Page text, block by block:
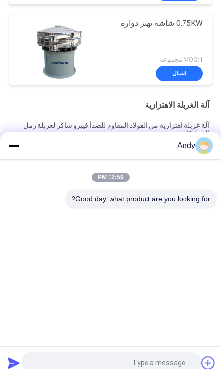
0.75KW شاشة تهتز دوارة
MOQ:1 مجموعة
اتصال
آلة الغربلة الاهتزازية
آلة غربلة اهتزازية من الفولاذ المقاوم للصدأ فيبرو شاكر لغربلة رمل
السيليكا
آلة الفحص الاهتزازية باستخدام حركة المواد على سطح الشاشة لفصل
المواد الدقيقة والقاسية
آلة الفحص الاهتزازية ذات مسار حركة ثلاثي الأبعاد لفحص المواد الحبيبية
Andy
12:59 PM
Good day, what product are you looking for?